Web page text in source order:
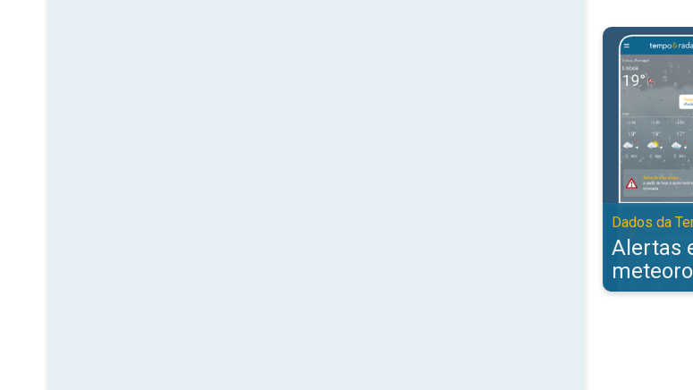
Alertas e
Dados da
Alertas